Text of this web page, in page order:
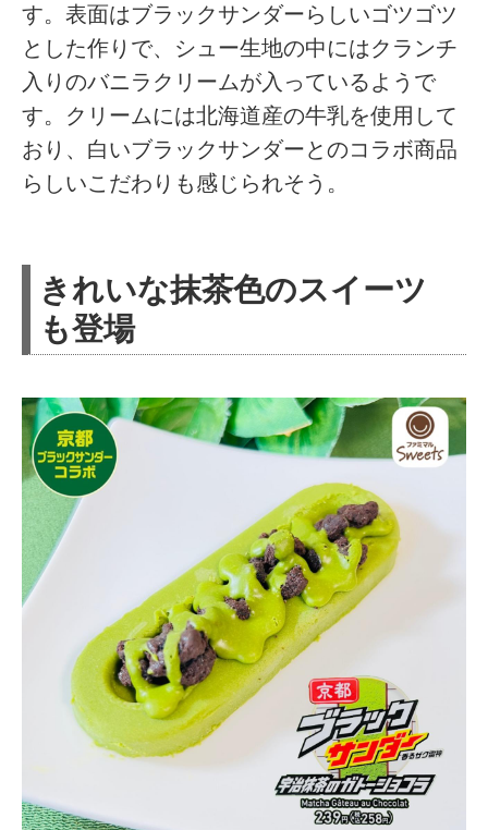
す。表面はブラックサンダーらしいゴツゴツ
とした作りで、シュー生地の中にはクランチ
入りのバニラクリームが入っているようで
す。クリームには北海道産の牛乳を使用して
おり、白いブラックサンダーとのコラボ商品
らしいこだわりも感じられそう。
きれいな抹茶色のスイーツ
も登場